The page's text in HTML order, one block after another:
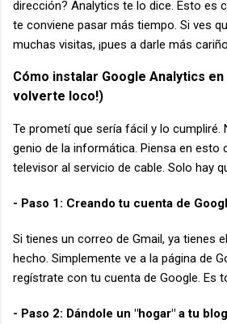
dirección? Analytics te lo dice. Esto es
te conviene pasar más tiempo. Si ves
muchas visitas, ¡pues a darle más
Cómo instalar Google Analytics en
volverte loco!)
Te prometí que sería fácil y lo cumpliré.
genio de la informática. Piensa en esto
televisor al servicio de cable. Solo hay
- Paso 1: Creando tu cuenta de
Si tienes un correo de Gmail, ya tienes
hecho. Simplemente ve a la página de
regístrate con tu cuenta de Google. Es
- Paso 2: Dándole un "hogar" a tu